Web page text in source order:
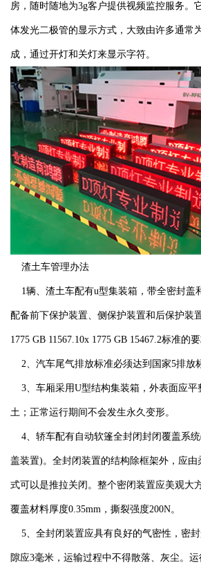
房，随时随地为3g客户提供视频监控服务。
体发光二极管的显示方式，大致由许多通常
成，通过开灯和关灯来显示字符。
渣土车管理办法
1辆、渣土车配有u型集装箱，带全密封盖
配备前下保护装置、侧保护装置和后保护装
1775 GB 11567.10x 1775 GB 15467.2标准的要
2、汽车尾气排放标准必须达到国家5排放
3、车厢采用U型结构集装箱，外表面应
土；正常运行期间不会发生永久变形。
4、轿车配有自动软篷全封闭封闭覆盖系
盖装置)。全封闭装置的结构除框架外，应
式可以是推拉关闭。整个密闭装置应美观大
覆盖材料厚度0.35mm，撕裂强度200N。
5、全封闭装置应具有良好的气密性，密
隙应3毫米，运输过程中不得散落、灰尘。